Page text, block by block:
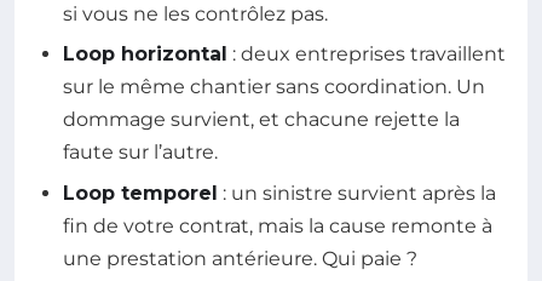
si vous ne les contrôlez pas.
Loop horizontal : deux entreprises travaillent
sur le même chantier sans coordination. Un
dommage survient, et chacune rejette la
faute sur l’autre.
Loop temporel : un sinistre survient après la
fin de votre contrat, mais la cause remonte à
une prestation antérieure. Qui paie ?